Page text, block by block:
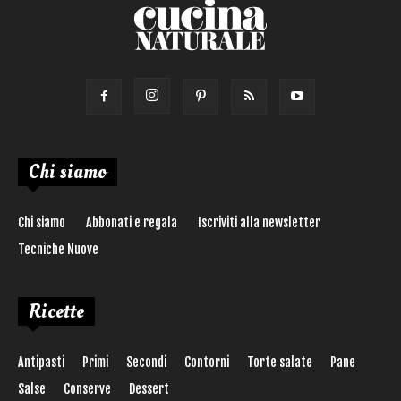
Chi siamo
Chi siamo Abbonati e regala
Iscriviti alla newsletter
Tecniche Nuove
Ricette
Antipasti Primi Secondi Contorni Torte salate
Pane
Salse
Conserve Dessert